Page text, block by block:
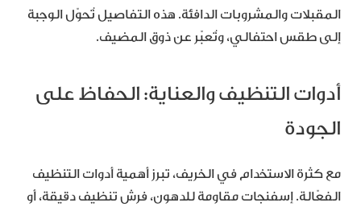
المقبلات والمشروبات الدافئة. هذه التفاصيل تُحوّل الوجبة
إلى طقس احتفالي، وتُعبّر عن ذوق المضيف.
أدوات التنظيف والعناية: الحفاظ على
الجودة
مع كثرة الاستخدام في الخريف، تبرز أهمية أدوات التنظيف
الفعّالة. إسفنجات مقاومة للدهون، فرش تنظيف دقيقة، أو